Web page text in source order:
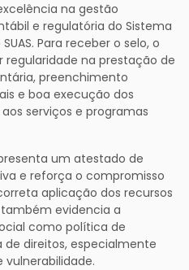
na gestão
e regulatória do Sistema
Para receber o selo, o
na prestação de
preenchimento
e boa execução dos
serviços e programas
um atestado de
e reforça o compromisso
aplicação dos recursos
evidencia a
como política de
direitos, especialmente